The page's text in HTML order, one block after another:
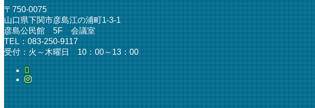
〒750-0075
山口県下関市彦島江の浦町1-3-1
彦島公民館 5F 会議室
TEL：083-250-9117
受付：火～木曜日 10：00～13：00